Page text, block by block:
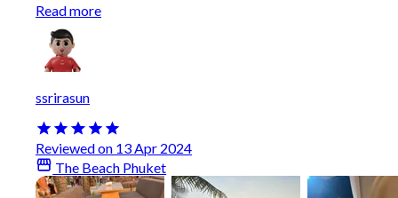
Read more
ssrirasun
Reviewed on 13 Apr 2024
The Beach Phuket